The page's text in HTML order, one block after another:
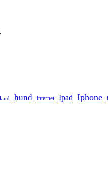
hund internet Ipad Iphone